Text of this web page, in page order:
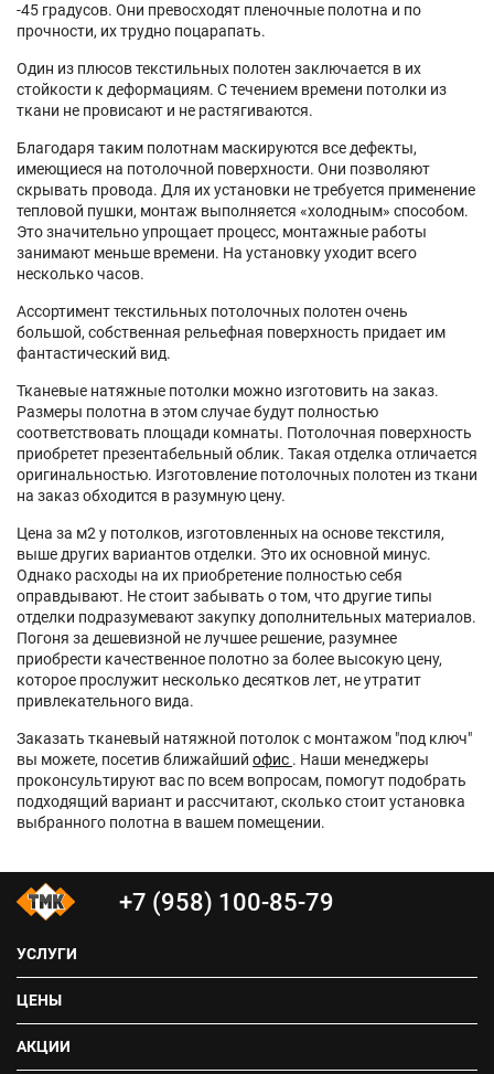
-45 градусов. Они превосходят пленочные полотна и по
прочности, их трудно поцарапать.
Один из плюсов текстильных полотен заключается в их
стойкости к деформациям. С течением времени потолки из
ткани не провисают и не растягиваются.
Благодаря таким полотнам маскируются все дефекты,
имеющиеся на потолочной поверхности. Они позволяют
скрывать провода. Для их установки не требуется применение
тепловой пушки, монтаж выполняется «холодным» способом.
Это значительно упрощает процесс, монтажные работы
занимают меньше времени. На установку уходит всего
несколько часов.
Ассортимент текстильных потолочных полотен очень
большой, собственная рельефная поверхность придает им
фантастический вид.
Тканевые натяжные потолки можно изготовить на заказ.
Размеры полотна в этом случае будут полностью
соответствовать площади комнаты. Потолочная поверхность
приобретет презентабельный облик. Такая отделка отличается
оригинальностью. Изготовление потолочных полотен из ткани
на заказ обходится в разумную цену.
Цена за м2 у потолков, изготовленных на основе текстиля,
выше других вариантов отделки. Это их основной минус.
Однако расходы на их приобретение полностью себя
оправдывают. Не стоит забывать о том, что другие типы
отделки подразумевают закупку дополнительных материалов.
Погоня за дешевизной не лучшее решение, разумнее
приобрести качественное полотно за более высокую цену,
которое прослужит несколько десятков лет, не утратит
привлекательного вида.
Заказать тканевый натяжной потолок с монтажом "под ключ"
вы можете, посетив ближайший офис . Наши менеджеры
проконсультируют вас по всем вопросам, помогут подобрать
подходящий вариант и рассчитают, сколько стоит установка
выбранного полотна в вашем помещении.
+7 (958) 100-85-79
УСЛУГИ
ЦЕНЫ
АКЦИИ